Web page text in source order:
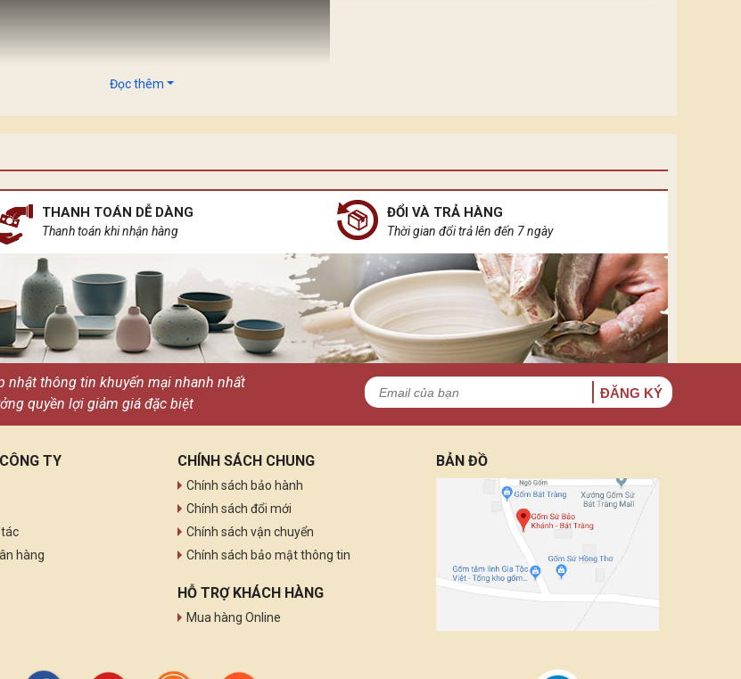
lại có những sứ mệnh riêng. Ánh sáng mặt trời khởi nguồn của sự sống vạn vật, ánh sáng điện đại
sứ, tựa như một khúc ca du dương ngân lên giữa chốn không gian khuê tĩnh ẩn đầy rung cảm.
Đọc thêm
THANH TOÁN DỄ DÀNG
Thanh toán khi nhận hàng
ĐỔI VÀ TRẢ HÀNG
Thời gian đổi trả lên đến 7 ngày
nhật thông tin khuyến mại nhanh nhất
quyền lợi giảm giá đặc biệt
ĐĂNG KÝ
TY
tác
hàng
CHÍNH SÁCH CHUNG
Chính sách bảo hành
Chính sách đổi mới
Chính sách vận chuyển
Chính sách bảo mật thông tin
HỖ TRỢ KHÁCH HÀNG
Mua hàng Online
BẢN ĐỒ